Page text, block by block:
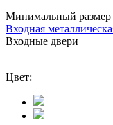
Минимальный размер
Входная
Входные двери
Цвет: